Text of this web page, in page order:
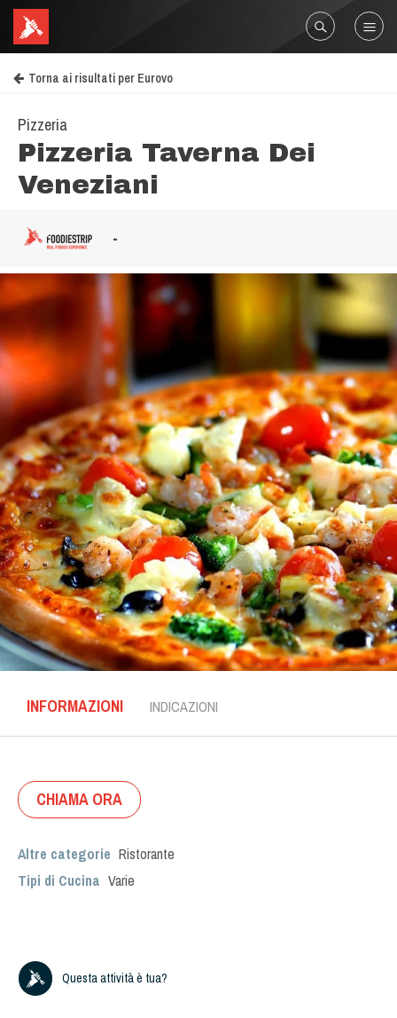
Torna ai risultati per Eurovo
Pizzeria
Pizzeria Taverna Dei
Veneziani
-
INFORMAZIONI INDICAZIONI
CHIAMA ORA
Altre categorie Ristorante
Tipi di Cucina Varie
Questa attività è tua?